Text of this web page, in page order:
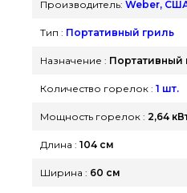
Напишите нашим
0(800) 337-275 и мы
Производитель: Weber,
Тип : Портативный гриль
Назначение : Портативный
Количество горелок : 1 шт.
Мощность горелок : 2,64
Длина : 104 см
Ширина : 60 см